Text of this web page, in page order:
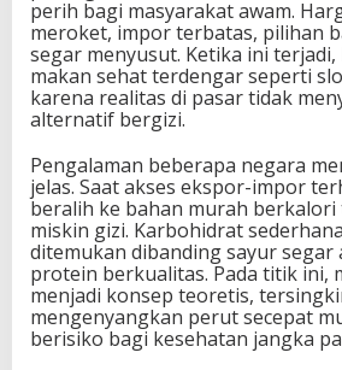
perih bagi masyarakat awam.
meroket, impor terbatas, pilihan
segar menyusut. Ketika ini
makan sehat terdengar seperti
karena realitas di pasar tidak
alternatif bergizi.
Pengalaman beberapa negara
jelas. Saat akses ekspor-impor
beralih ke bahan murah
miskin gizi. Karbohidrat
ditemukan dibanding sayur segar
protein berkualitas. Pada titik ini,
menjadi konsep teoretis,
mengenyangkan perut secepat
berisiko bagi kesehatan jangka